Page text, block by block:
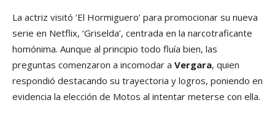
La actriz visitó ‘El Hormiguero’ para promocionar su nueva
serie en Netflix, ‘Griselda’, centrada en la narcotraficante
homónima. Aunque al principio todo fluía bien, las
preguntas comenzaron a incomodar a Vergara, quien
respondió destacando su trayectoria y logros, poniendo en
evidencia la elección de Motos al intentar meterse con ella.